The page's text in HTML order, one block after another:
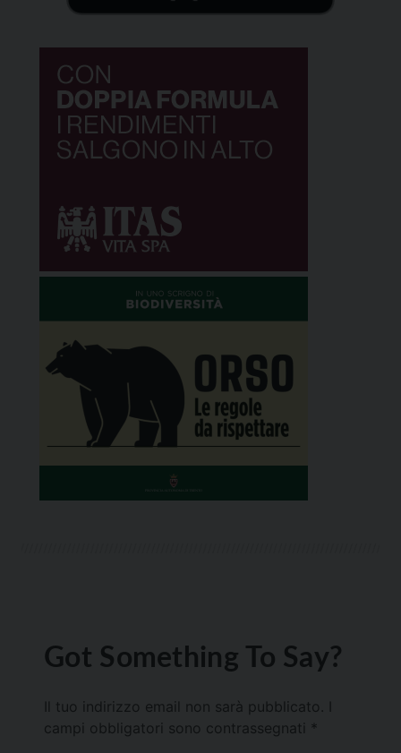
Got Something To Say?
Il tuo indirizzo email non sarà pubblicato.
campi obbligatori sono contrassegnati *